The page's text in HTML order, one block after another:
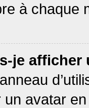
à chaque
je afficher
avatar